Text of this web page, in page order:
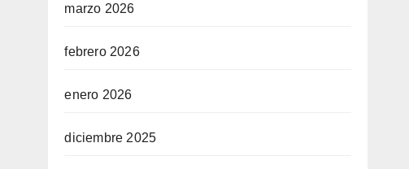
marzo 2026
febrero 2026
enero 2026
diciembre 2025